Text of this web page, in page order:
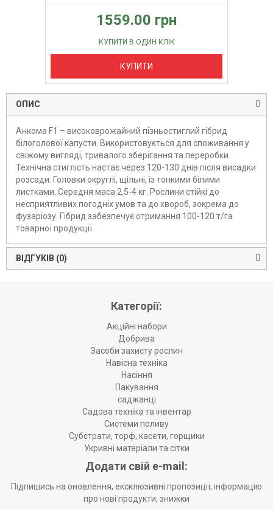
1559.00 грн
КУПИТИ В ОДИН КЛІК
КУПИТИ
ОПИС
Анкома F1 – високоврожайний пізньостиглий гібрид
білоголової капусти. Використовується для споживання у
свіжому вигляді, тривалого зберігання та переробки.
Технічна стиглість настає через 120-130 днів після висадки
розсади. Головки округлі, щільні, із тонкими білими
листками. Середня маса 2,5-4 кг. Рослини стійкі до
несприятливих погодніх умов та до хвороб, зокрема до
фузаріозу. Гібрид забезпечує отримання 100-120 т/га
товарної продукції.
ВІДГУКІВ (0)
Категорії:
Акційні набори
Добрива
Засоби захисту рослин
Навісна техніка
Насіння
Пакування
саджанці
Садова техніка та інвентар
Системи поливу
Субстрати, торф, касети, горщики
Укривні матеріали та сітки
Додати свій e-mail:
Підпишись на оновлення, ексклюзивні пропозиції, інформацію
про нові продукти, знижки